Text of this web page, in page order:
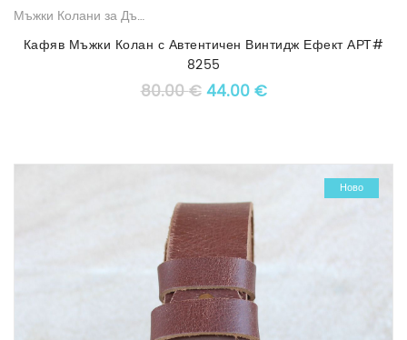
Мъжки Колани за Дънки
Кафяв Мъжки Колан с Автентичен Винтидж Ефект АРТ#
8255
80.00€Original price was: 80.00
44.00€Текущата цена е:
-43%
Ново